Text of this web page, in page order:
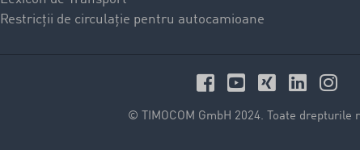
Restricții de circulație pentru autocamioane
© TIMOCOM GmbH 2024. Toate drepturile